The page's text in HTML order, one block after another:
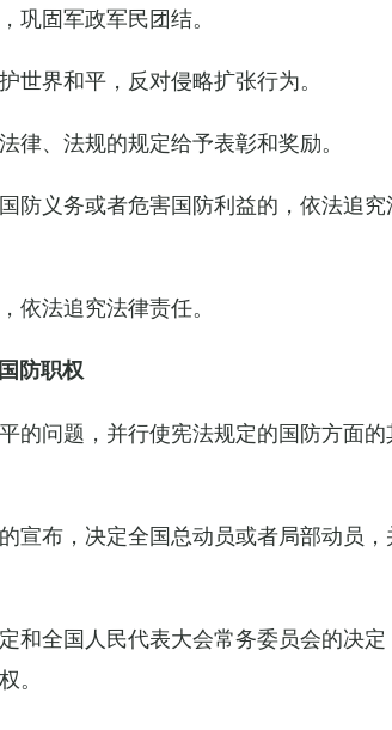
巩固军政军民团结。
界和平，反对侵略扩张行为。
、法规的规定给予表彰和奖励。
义务或者危害国防利益的，依法追究
法追究法律责任。
防职权
问题，并行使宪法规定的国防方面的
宣布，决定全国总动员或者局部动员
全国人民代表大会常务委员会的决定
。